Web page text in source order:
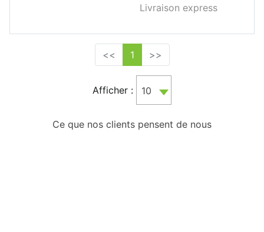
Livraison express
<< 1 >>
Afficher : 10
Ce que nos clients pensent de nous